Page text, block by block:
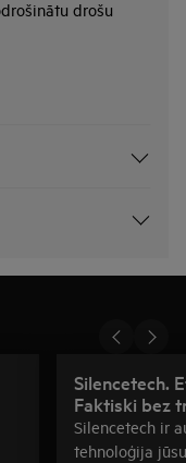
drošu
Silencetech.
Faktiski bez
Silencetech ir
tehnoloģija